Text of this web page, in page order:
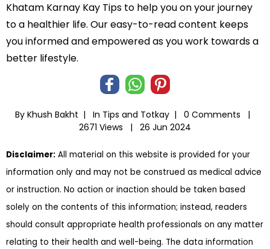
Khatam Karnay Kay Tips to help you on your journey
to a healthier life. Our easy-to-read content keeps
you informed and empowered as you work towards a
better lifestyle.
By Khush Bakht | In Tips and Totkay |
0 Comments |
2671 Views |
26 Jun 2024
Disclaimer: All material on this website is provided for your
information only and may not be construed as medical advice
or instruction. No action or inaction should be taken based
solely on the contents of this information; instead, readers
should consult appropriate health professionals on any matter
relating to their health and well-being. The data information